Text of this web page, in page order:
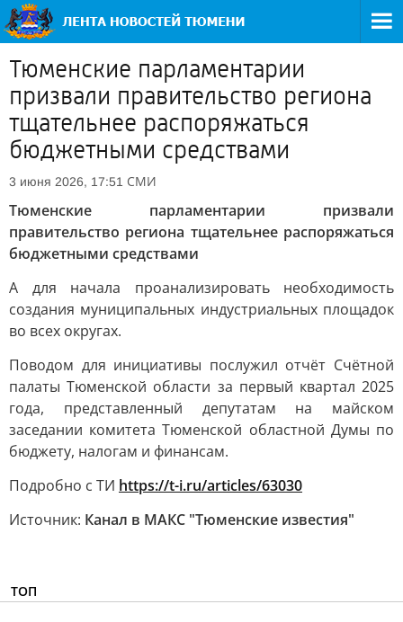
Тюменские парламентарии
призвали правительство региона
тщательнее распоряжаться
бюджетными средствами
3 июня 2026, 17:51 СМИ
Тюменские парламентарии призвали
правительство региона тщательнее распоряжаться
бюджетными средствами
А для начала проанализировать необходимость
создания муниципальных индустриальных площадок
во всех округах.
Поводом для инициативы послужил отчёт Счётной
палаты Тюменской области за первый квартал 2025
года, представленный депутатам на майском
заседании комитета Тюменской областной Думы по
бюджету, налогам и финансам.
Подробно с ТИ https://t-i.ru/articles/63030
Источник: Канал в МАКС "Тюменские известия"
ТОП